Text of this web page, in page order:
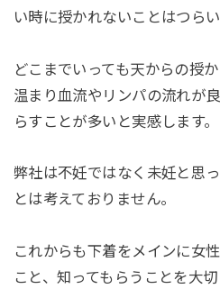
い時に授かれないことはつらい
どこまでいっても天からの授
温まり血流やリンパの流れが
らすことが多いと実感します。
弊社は不妊ではなく未妊と思
とは考えておりません。
これからも下着をメインに女
こと、知ってもらうことを大